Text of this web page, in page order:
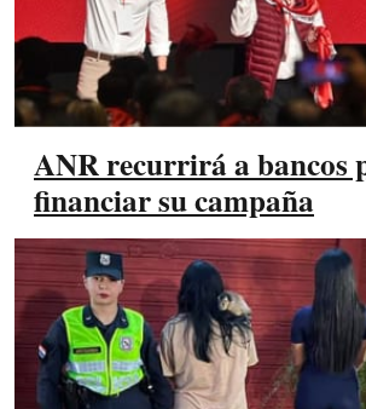
ANR recurrirá a bancos
financiar su campaña